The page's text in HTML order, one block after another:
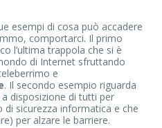
esempi di cosa può accadere
comportarci. Il primo
l’ultima trappola che si è
di Internet sfruttando
e
. Il secondo esempio riguarda
a disposizione di tutti per
sicurezza informatica e che
per alzare le barriere.